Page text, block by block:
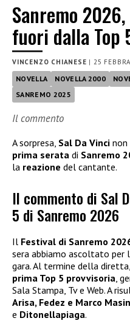
Sanremo
fuori dalla Top
VINCENZO CHIANESE | 25
NOVELLA NOVELLA 2000
SANREMO 2025
Il commento
A sorpresa, Sal Da Vinci
prima serata di Sanremo
la reazione del cantante.
Il commento di Sal
5 di Sanremo 2026
Il Festival di Sanremo
sera abbiamo ascoltato per
gara. Al termine della diretta,
prima Top 5 provvisoria ,
Sala Stampa, Tv e Web. A
Arisa, Fedez e Marco
e Ditonellapiaga.